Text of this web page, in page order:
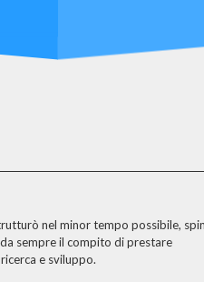
nel minor tempo possibile,
sempre il compito di prestare
e sviluppo.